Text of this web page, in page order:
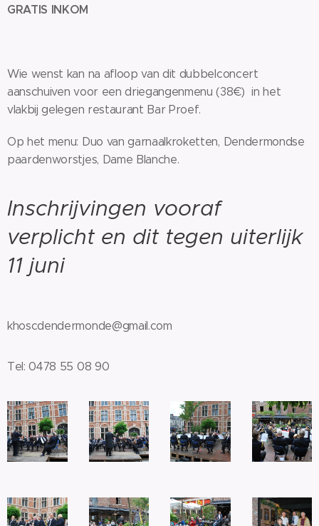
GRATIS INKOM
Wie wenst kan na afloop van dit dubbelconcert
aanschuiven voor een driegangenmenu (38€) in het
vlakbij gelegen restaurant Bar Proef.
Op het menu: Duo van garnaalkroketten, Dendermondse
paardenworstjes, Dame Blanche.
Inschrijvingen vooraf
verplicht en dit tegen uiterlijk
11 juni
khoscdendermonde@gmail.com
Tel: 0478 55 08 90